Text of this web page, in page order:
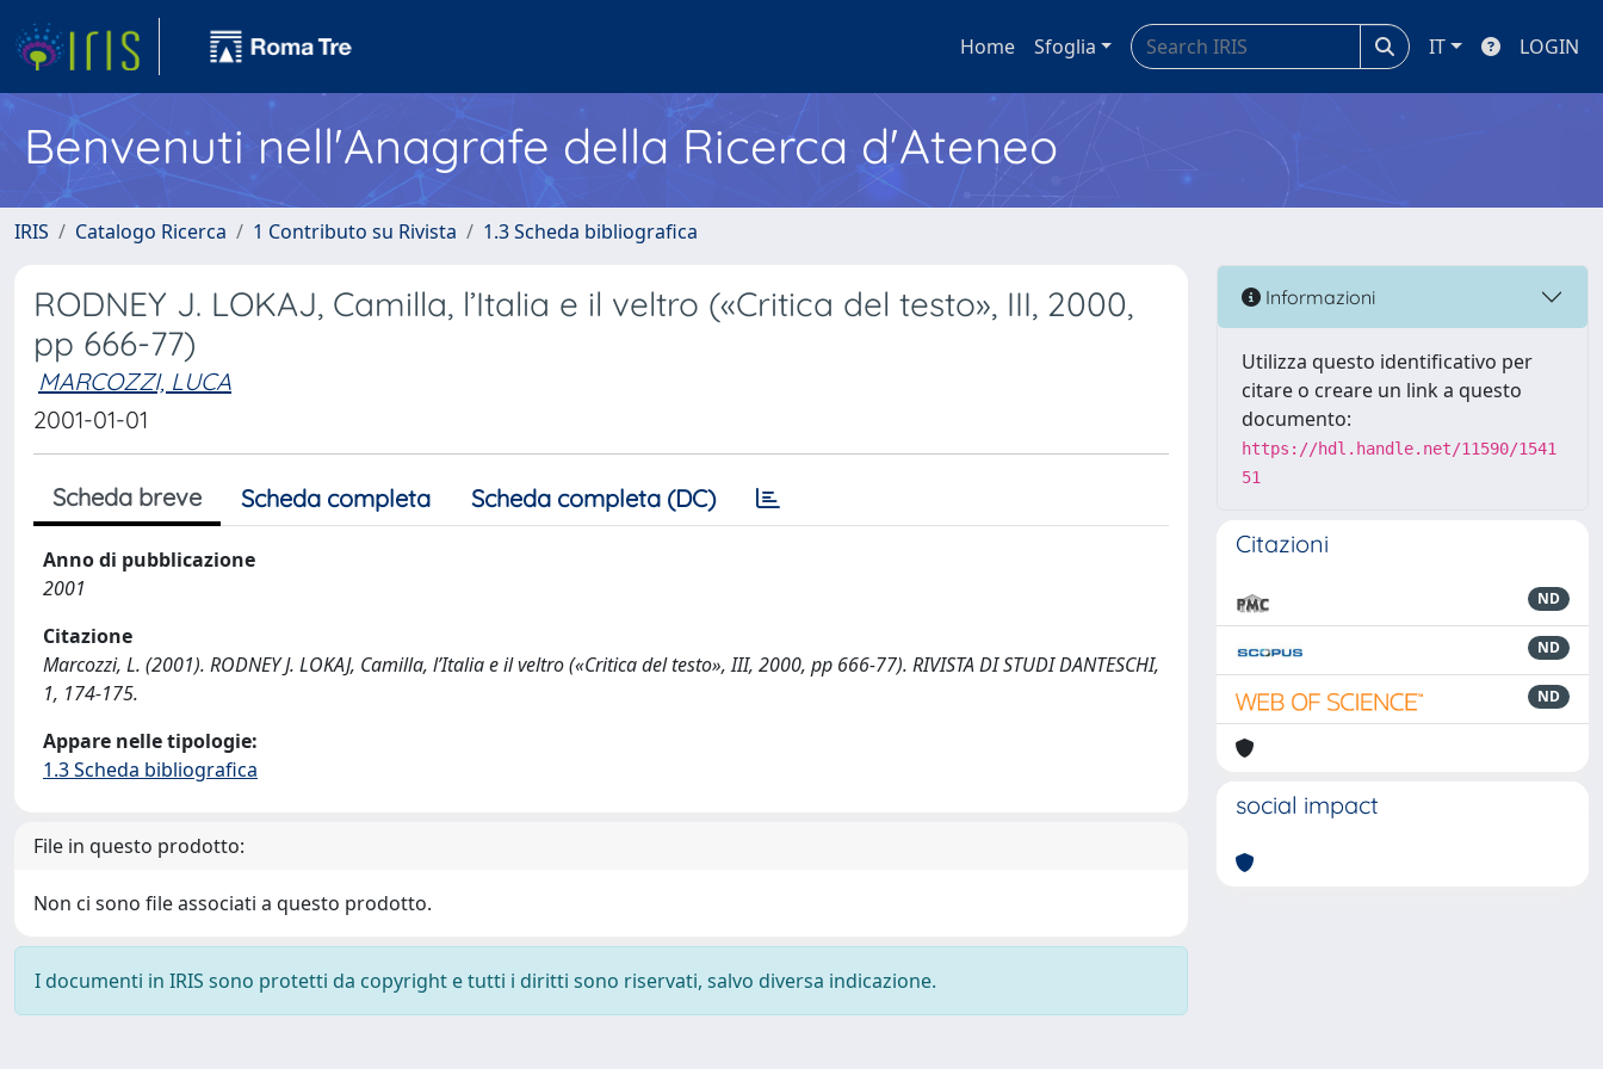
Home Sfoglia IT LOGIN
Benvenuti nell'Anagrafe della Ricerca d'Ateneo
IRIS Catalogo Ricerca 1 Contributo su Rivista 1.3 Scheda bibliografica
RODNEY J. LOKAJ, Camilla, l’Italia e il veltro («Critica del testo», III, 2000,
pp 666-77)
MARCOZZI, LUCA
2001-01-01
Scheda breve Scheda completa Scheda completa (DC)
Anno di pubblicazione
2001
Citazione
Marcozzi, L. (2001). RODNEY J. LOKAJ, Camilla, l’Italia e il veltro («Critica del testo», III, 2000, pp 666-77). RIVISTA DI STUDI DANTESCHI,
1, 174-175.
Appare nelle tipologie:
1.3 Scheda bibliografica
File in questo prodotto:
Non ci sono file associati a questo prodotto.
I documenti in IRIS sono protetti da copyright e tutti i diritti sono riservati, salvo diversa indicazione.
Informazioni
Utilizza questo identificativo per
citare o creare un link a questo
documento:
https://hdl.handle.net/11590/1541
51
Citazioni
ND
ND
ND
social impact